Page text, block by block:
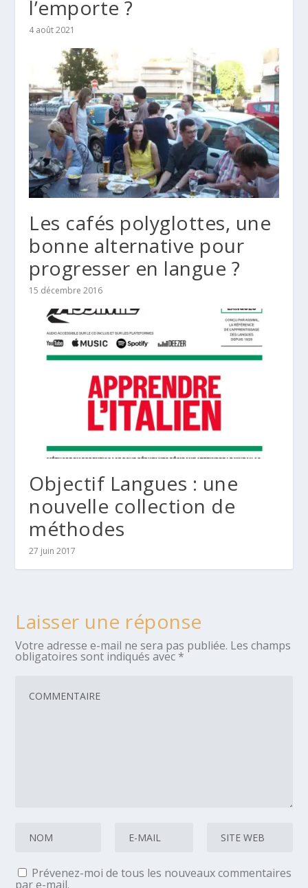
l’emporte ?
4 août 2021
Les cafés polyglottes, une
bonne alternative pour
progresser en langue ?
15 décembre 2016
Objectif Langues : une
nouvelle collection de
méthodes
27 juin 2017
Laisser une réponse
Votre adresse e-mail ne sera pas publiée. Les champs
obligatoires sont indiqués avec *
Prévenez-moi de tous les nouveaux commentaires
par e-mail.